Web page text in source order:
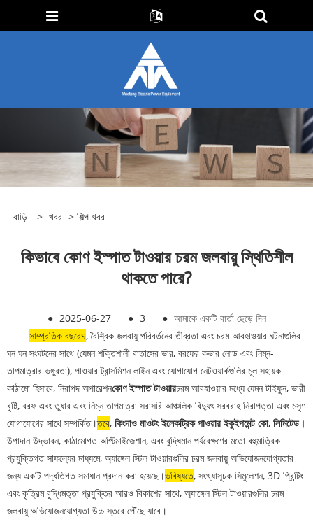
বাড়ি > খবর > শিল্প খবর
কিভাবে কোণ ইস্পাত টাওয়ার চরম জলবায়ু স্থিতিশীল
থাকতে পারে?
● 2025-06-27 ● 3 ● আমাকে একটি বার্তা ছেড়ে দিন
সাম্প্রতিক বছরেs, বৈশ্বিক জলবায়ু পরিবর্তনের তীব্রতা এবং চরম আবহাওয়ার ঘটনাগুলির
ঘন ঘন সংঘটনের সাথে (যেমন শক্তিশালী বাতাসের ভার, বরফের কভার লোড এবং নিম্ন-
তাপমাত্রার ভঙ্গুরতা), পাওয়ার ট্রান্সমিশন লাইন এবং যোগাযোগ নেটওয়ার্কগুলির মূল সহায়ক
কাঠামো হিসাবে, নিরাপদ অপারেশনকোণ ইস্পাত টাওয়ারচরম আবহাওয়ার মধ্যে যেমন টাইফুন, ভারী
বৃষ্টি, বরফ এবং তুষার এবং নিম্ন তাপমাত্রা সরাসরি আঞ্চলিক বিদ্যুৎ সরবরাহ নিরাপত্তা এবং মসৃণ
যোগাযোগের সাথে সম্পর্কিত।তবে, কিংদাও মাওটং ইলেকট্রিক পাওয়ার ইকুইপমেন্ট কো, লিমিটেড।
উপাদান উদ্ভাবন, কাঠামোগত অপ্টিমাইজেশান, এবং বুদ্ধিমান পর্যবেক্ষণের মতো বহুমাত্রিক
প্রযুক্তিগত সাফল্যের মাধ্যমে, অ্যাঙ্গেল স্টিল টাওয়ারগুলির চরম জলবায়ু অভিযোজনযোগ্যতার
জন্য একটি পদ্ধতিগত সমাধান প্রদান করা হয়েছে।ভবিষ্যতে, সংখ্যাসূচক সিমুলেশন, 3D প্রিন্টিং
এবং কৃত্রিম বুদ্ধিমত্তা প্রযুক্তির আরও বিকাশের সাথে, অ্যাঙ্গেল স্টিল টাওয়ারগুলির চরম
জলবায়ু অভিযোজনযোগ্যতা উচ্চ স্তরে পৌঁছে যাবে।